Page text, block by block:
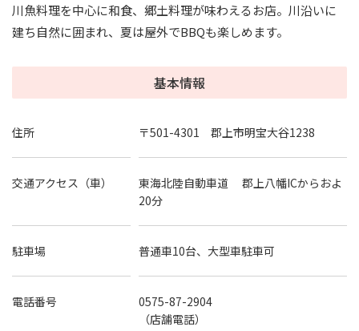
川魚料理を中心に和食、郷土料理が味わえるお店。川沿いに
建ち自然に囲まれ、夏は屋外でBBQも楽しめます。
基本情報
住所 〒501-4301 郡上市明宝大谷1238
交通アクセス（車）
東海北陸自動車道 郡上八幡ICからおよ
20分
駐車場 普通車10台、大型車駐車可
電話番号
0575-87-2904
（店舗電話）